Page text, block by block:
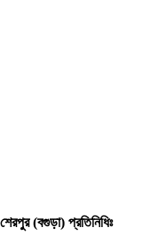
শেরপুর (বগুড়া) প্রতিনিধিঃ